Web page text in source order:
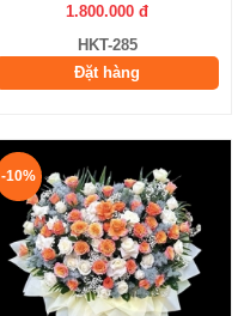
1.800.000 đ
HKT-285
Đặt hàng
-10%